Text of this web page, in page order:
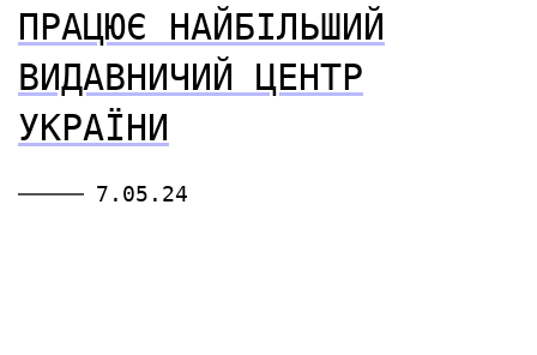
ПРАЦЮЄ НАЙБІЛЬШИЙ
ВИДАВНИЧИЙ ЦЕНТР
УКРАЇНИ
7.05.24